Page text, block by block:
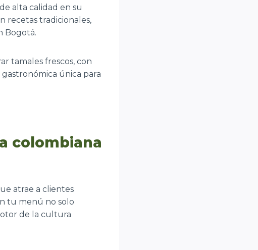
alta calidad en su
recetas tradicionales,
Bogotá.
tamales frescos, con
única para
colombiana
atrae a clientes
tu menú no solo
de la cultura